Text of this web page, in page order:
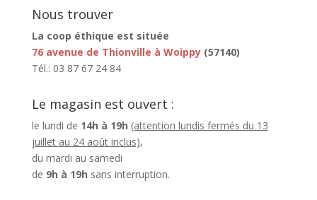
Nous trouver
La coop éthique est située
76 avenue de Thionville à Woippy(57140)
Tél.: 03 87 67 24 84
Le magasin est ouvert :
le lundi de 14h à 19h (attention lundis fermés du 13
juillet au 24 août inclus),
du mardi au samedi
de 9h à 19h sans interruption.